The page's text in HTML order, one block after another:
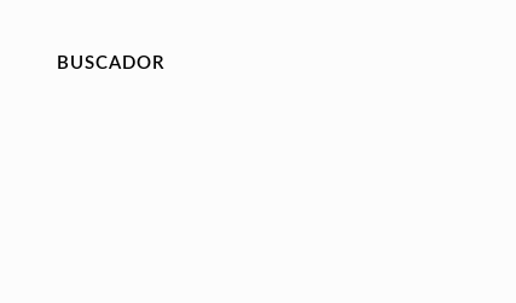
BUSCADOR